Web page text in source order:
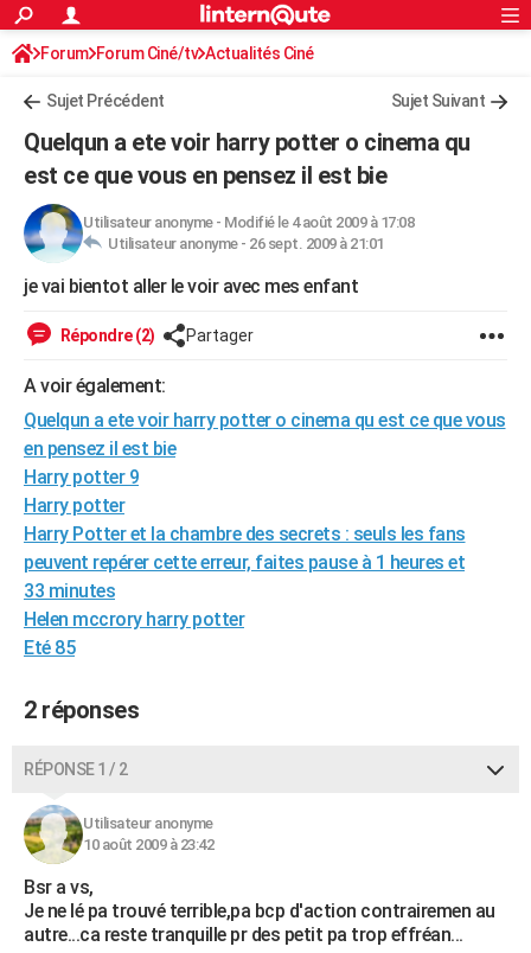
ACTUALITÉS
Politique
Société
Faits Divers
Education
Monde
Villes
+
Programme TV
Streaming
Cinéma
Sorties cinéma
Musique
FINANCE
Retraite
Impôts
Epargne
Immobilier
Risques naturels par ville
Banque
Assurance
Crédit
AUTO
Essais
Réserver un essai
Citadines
Berlines
SUV
Forum auto
HIGH-TECH
Guides de France
Escapades
Patrimoine
Expositions
Musées
Week-end nature
LIFESTYLE
Art de vivre
Bien-être
Loisirs
Mode
Modes de vie
SANTE
Alimentation
Guide de la santé
Maladies
Médicaments
Sommeil
VOYAGE
Destinations
City break
Voyage nature
Voyage de noces
Forum
Climat
+PHOTO
GUIDES D'ACHAT
BONS PLANS
CARTE DE VOEUX
COPAINS D'AVANT
S'inscrire
Se connecter
Lycées
Collèges
Primaires
Universités
Entreprises
Service militaire
Avis de recherche
AVIS DE DÉCÈS
FORUM
S'inscrire
Connexion
Forum Forum Ciné/tv Actualités Ciné
Sujet Précédent Sujet Suivant
Quelqun a ete voir harry potter o cinema qu
est ce que vous en pensez il est bie
Utilisateur anonyme- Modifié le 4 août 2009 à 17:08
Utilisateur anonyme - 26 sept. 2009 à 21:01
je vai bientot aller le voir avec mes enfant
Répondre (2) Partager
A voir également:
Quelqun a ete voir harry potter o cinema qu est ce que vous
en pensez il est bie
Harry potter 9
Harry potter
Harry Potter et la chambre des secrets : seuls les fans
peuvent repérer cette erreur, faites pause à 1 heures et
33 minutes
Helen mccrory harry potter
Eté 85
2 réponses
RÉPONSE 1 / 2
Utilisateur anonyme
10 août 2009 à 23:42
Bsr a vs,
Je ne lé pa trouvé terrible,pa bcp d'action contrairemen au
autre...ca reste tranquille pr des petit pa trop effréan...